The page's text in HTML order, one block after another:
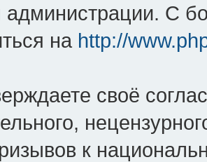
администрации. С
на http://
своё
к